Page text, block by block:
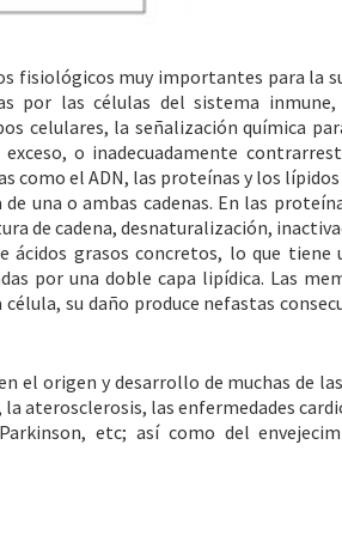
fisiológicos muy importantes para la
por las células del sistema inmune,
celulares, la señalización química
o inadecuadamente
el ADN, las proteínas y los lípidos
una o ambas cadenas. En las
de cadena, desnaturalización,
grasos concretos, lo que tiene
por una doble capa lipídica. Las
su daño produce nefastas
el origen y desarrollo de muchas de
aterosclerosis, las enfermedades
etc; así como del